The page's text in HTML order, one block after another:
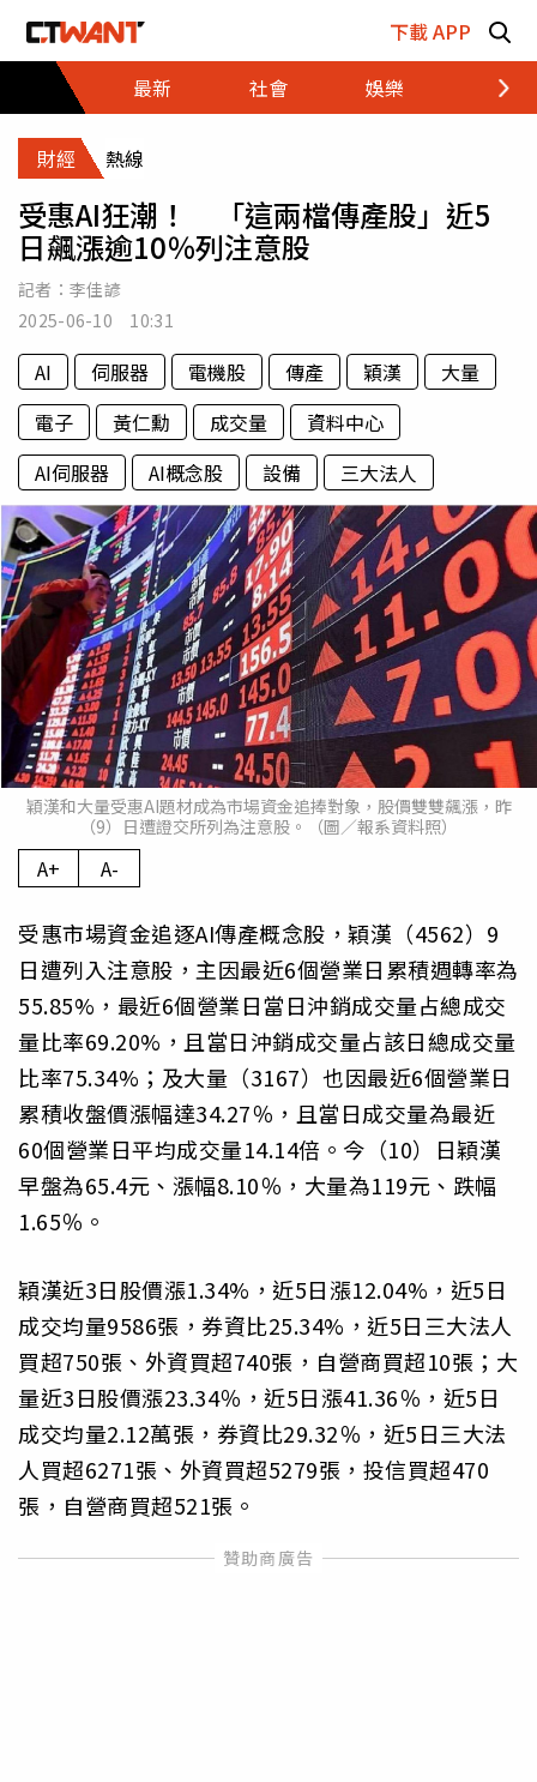
下載 APP
最新
社會 娛樂 財經
財經 熱線
受惠AI狂潮！ 「這兩檔傳產股」近5
日飆漲逾10％列注意股
記者： 李佳諺
2025-06-10 10:31
AI 伺服器 電機股 傳產 穎漢
大量
電子
黃仁勳 成交量
資料中心
AI伺服器
AI概念股 設備 三大法人
穎漢和大量受惠AI題材成為市場資金追捧對象，股價雙雙飆漲，昨
（9）日遭證交所列為注意股。（圖／報系資料照）
A+ A-
受惠市場資金追逐AI傳產概念股，穎漢（4562）9
日遭列入注意股，主因最近6個營業日累積週轉率為
55.85%，最近6個營業日當日沖銷成交量占總成交
量比率69.20%，且當日沖銷成交量占該日總成交量
比率75.34%；及大量（3167）也因最近6個營業日
累積收盤價漲幅達34.27％，且當日成交量為最近
60個營業日平均成交量14.14倍。今（10）日穎漢
早盤為65.4元、漲幅8.10％，大量為119元、跌幅
1.65％。
穎漢近3日股價漲1.34%，近5日漲12.04%，近5日
成交均量9586張，券資比25.34%，近5日三大法人
買超750張、外資買超740張，自營商買超10張；大
量近3日股價漲23.34％，近5日漲41.36％，近5日
成交均量2.12萬張，券資比29.32％，近5日三大法
人買超6271張、外資買超5279張，投信買超470
張，自營商買超521張。